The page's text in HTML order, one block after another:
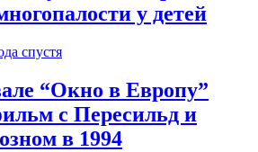
у детей
спустя
“Окно в Европу”
с Пересильд и
в 1994